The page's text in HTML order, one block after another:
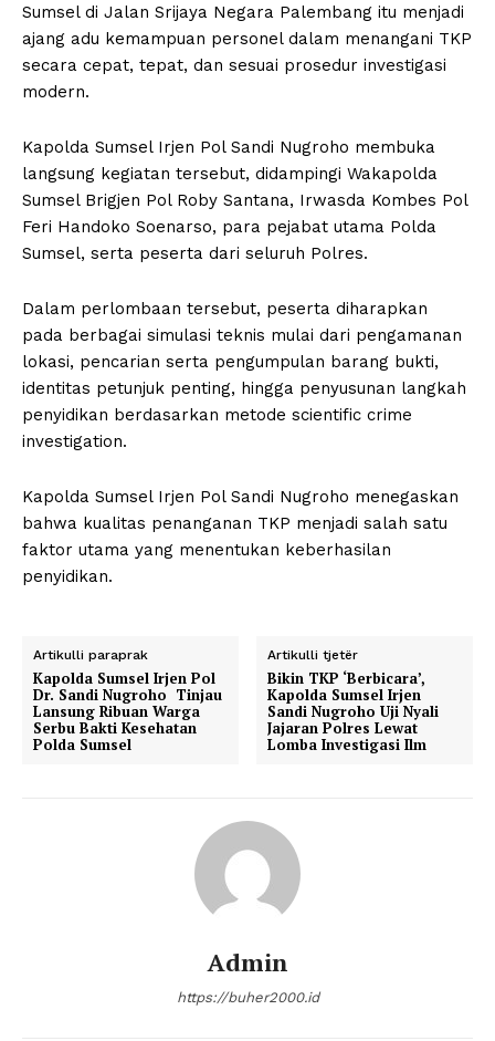
Sumsel di Jalan Srijaya Negara Palembang itu menjadi
ajang adu kemampuan personel dalam menangani TKP
secara cepat, tepat, dan sesuai prosedur investigasi
modern.
Kapolda Sumsel Irjen Pol Sandi Nugroho membuka
langsung kegiatan tersebut, didampingi Wakapolda
Sumsel Brigjen Pol Roby Santana, Irwasda Kombes Pol
Feri Handoko Soenarso, para pejabat utama Polda
Sumsel, serta peserta dari seluruh Polres.
Dalam perlombaan tersebut, peserta diharapkan
pada berbagai simulasi teknis mulai dari pengamanan
lokasi, pencarian serta pengumpulan barang bukti,
identitas petunjuk penting, hingga penyusunan langkah
penyidikan berdasarkan metode scientific crime
investigation.
Kapolda Sumsel Irjen Pol Sandi Nugroho menegaskan
bahwa kualitas penanganan TKP menjadi salah satu
faktor utama yang menentukan keberhasilan
penyidikan.
Artikulli paraprak
Kapolda Sumsel Irjen Pol
Dr. Sandi Nugroho Tinjau
Lansung Ribuan Warga
Serbu Bakti Kesehatan
Polda Sumsel
Artikulli tjetër
Bikin TKP ‘Berbicara’,
Kapolda Sumsel Irjen
Sandi Nugroho Uji Nyali
Jajaran Polres Lewat
Lomba Investigasi Ilm
Admin
https://buher2000.id